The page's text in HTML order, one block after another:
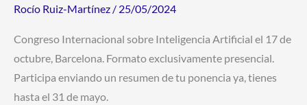
Rocío Ruiz-Martínez / 25/05/2024
Congreso Internacional sobre Inteligencia Artificial el 17 de
octubre, Barcelona. Formato exclusivamente presencial.
Participa enviando un resumen de tu ponencia ya, tienes
hasta el 31 de mayo.
Artificial”